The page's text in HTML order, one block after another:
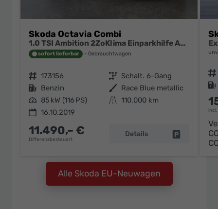
Skoda Octavia Combi
1.0 TSI Ambition 2ZoKlima Einparkhilfe Audio Swing
sofort lieferbar Gebrauchtwagen
Fahrzeugnr. 173156 Getriebe Schalt. 6-Gang
Kraftstoff Benzin Außenfarbe Race Blue metallic
Leistung 85 kW (116 PS) Kilometerstand 110.000 km
16.10.2019
11.490,– €
Differenzbesteuert
Details Fahrzeug
Fahrzeugnr.
Kraftstoff
Alle Skoda EU-Neuwagen